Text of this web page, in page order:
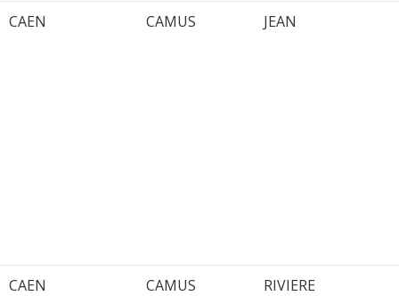
CAEN CAMUS JEAN
CAEN CAMUS RIVIERE